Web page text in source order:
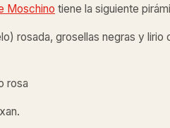
Moschino tiene la siguiente
rosada, grosellas negras y lirio
rosa